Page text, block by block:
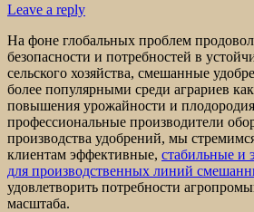
Leave a reply
На фоне глобальных проблем
безопасности и потребностей в
сельского хозяйства, смешанные
более популярными среди аграриев
повышения урожайности и
профессиональные производители
производства удобрений, мы
клиентам эффективные, стабильные и
для производственных линий
удовлетворить потребности
масштаба.